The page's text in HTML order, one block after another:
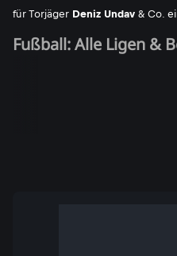
für Torjäger Deniz Undav & Co.
Fußball: Alle Ligen &